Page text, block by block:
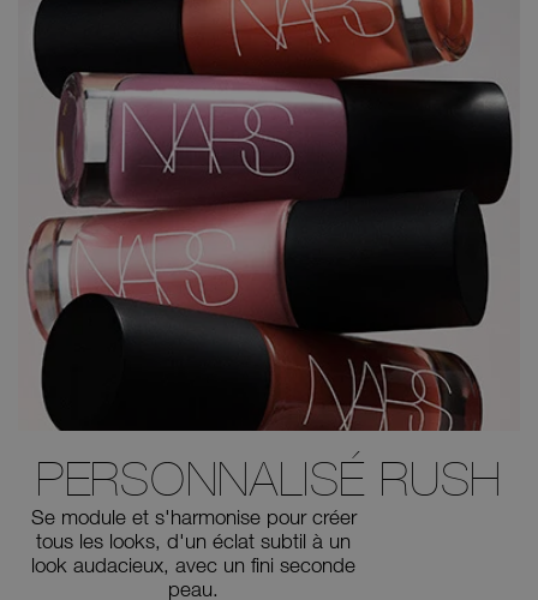
PERSONNALISÉ RUSH
Se module et s'harmonisepour créer
tous les looks, d'un éclat subtil à un
look audacieux, avec un fini seconde
peau.